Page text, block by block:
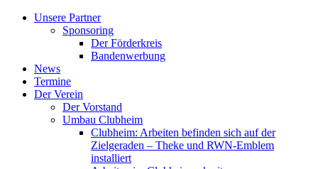
Unsere Partner
Sponsoring
Der Förderkreis
Bandenwerbung
News
Termine
Der Verein
Der Vorstand
Umbau Clubheim
Clubheim: Arbeiten befinden sich auf der
Zielgeraden – Theke und RWN-Emblem
installiert